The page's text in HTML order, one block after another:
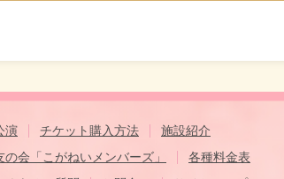
演 チケット購入方法
施設紹介
の会「こがねいメンバーズ」
各種料金表